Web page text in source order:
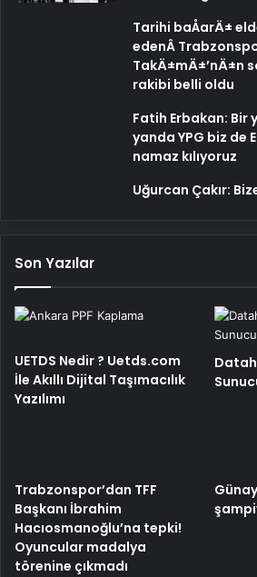
Tarihi baÅarÄ±
edenÂ
TakÄ±mÄ±’nÄ±n
rakibi belli oldu
Fatih Erbakan: Bir
yanda YPG biz de
namaz kılıyoruz
Uğurcan Çakır:
Son Yazılar
UETDS Nedir ? Uetds.com
İle Akıllı Dijital Taşımacılık
Yazılımı
Trabzonspor’dan TFF
Başkanı İbrahim
Hacıosmanoğlu’na tepki!
Oyuncular madalya
törenine çıkmadı